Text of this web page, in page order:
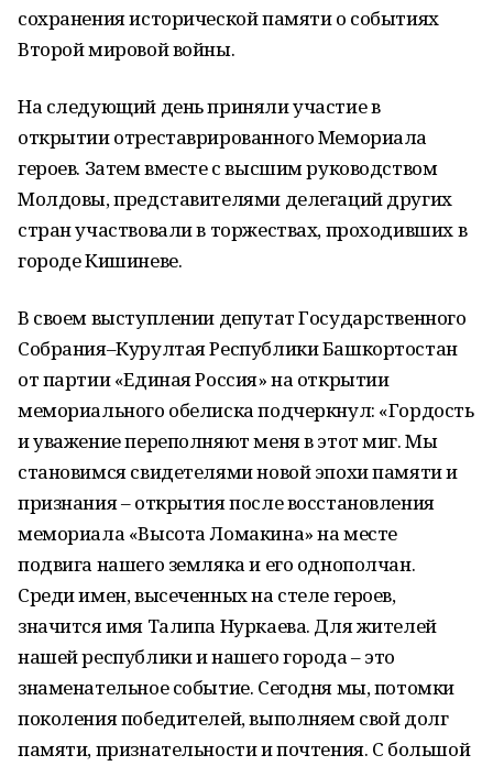
сохранения исторической памяти о событиях
Второй мировой войны.
На следующий день приняли участие в
открытии отреставрированного Мемориала
героев. Затем вместе с высшим руководством
Молдовы, представителями делегаций других
стран участвовали в торжествах, проходивших в
городе Кишиневе.
В своем выступлении депутат Государственного
Собрания–Курултая Республики Башкортостан
от партии «Единая Россия» на открытии
мемориального обелиска подчеркнул: «Гордость
и уважение переполняют меня в этот миг. Мы
становимся свидетелями новой эпохи памяти и
признания – открытия после восстановления
мемориала «Высота Ломакина» на месте
подвига нашего земляка и его однополчан.
Среди имен, высеченных на стеле героев,
значится имя Талипа Нуркаева. Для жителей
нашей республики и нашего города – это
знаменательное событие. Сегодня мы, потомки
поколения победителей, выполняем свой долг
памяти, признательности и почтения. С большой